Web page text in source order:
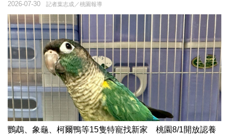
記者葉志成／桃園報導
2026-07-30
鸚鵡、象龜、柯爾鴨等15隻特寵找新家 桃園8/1開放認養